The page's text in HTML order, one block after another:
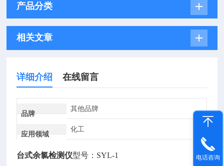
产品分类
相关文章
详细介绍 在线留言
品牌
其他品牌
应用领域
化工
台式余氯检测仪型号：SYL-1
电话咨询